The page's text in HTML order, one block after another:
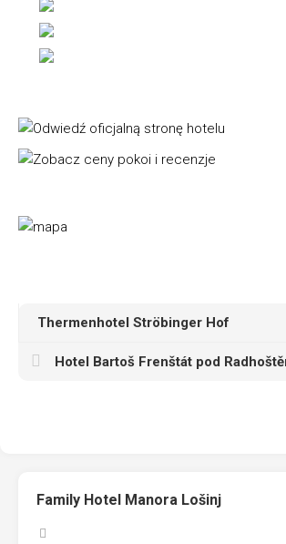
Thermenhotel Ströbinger Hof
Hotel Bartoš Frenštát pod
Family Hotel Manora Lošinj